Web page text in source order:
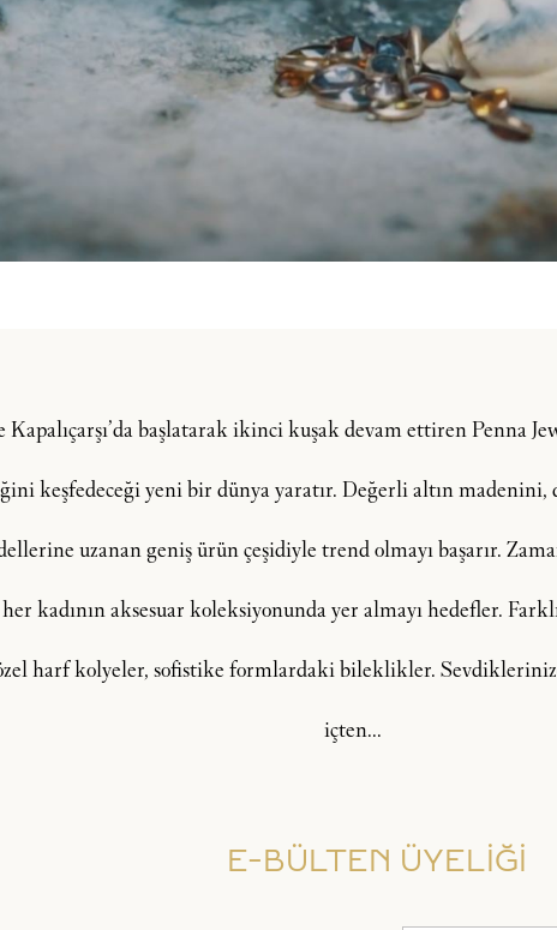
Kapalıçarşı’da başlatarak ikinci kuşak devam ettiren Penna
keşfedeceği yeni bir dünya yaratır. Değerli altın
uzanan geniş ürün çeşidiyle trend olmayı başarır.
kadının aksesuar koleksiyonunda yer almayı hedefler.
harf kolyeler, sofistike formlardaki bileklikler.
içten...
E-BÜLTEN ÜYELİĞİ